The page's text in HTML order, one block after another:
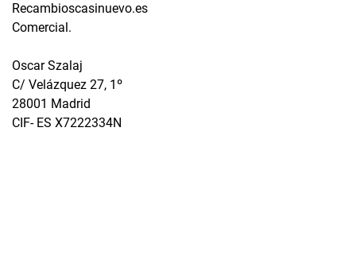
Recambioscasinuevo.es
Comercial.
Oscar Szalaj
C/ Velázquez 27, 1º
28001 Madrid
CIF- ES X7222334N